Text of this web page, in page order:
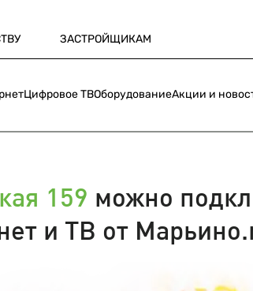
ЗАСТРОЙЩИКАМ
Цифровое ТВОборудованиеАкции и
159 можно
и ТВ от